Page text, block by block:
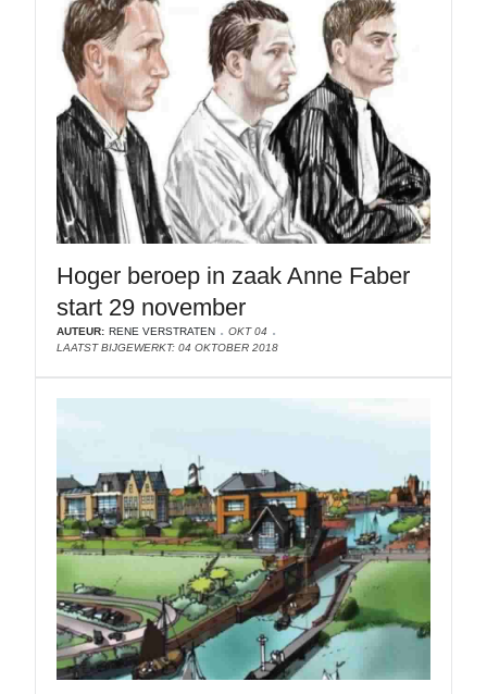
Hoger beroep in zaak Anne Faber
start 29 november
AUTEUR: RENE VERSTRATEN
OKT 04
LAATST BIJGEWERKT: 04 OKTOBER 2018